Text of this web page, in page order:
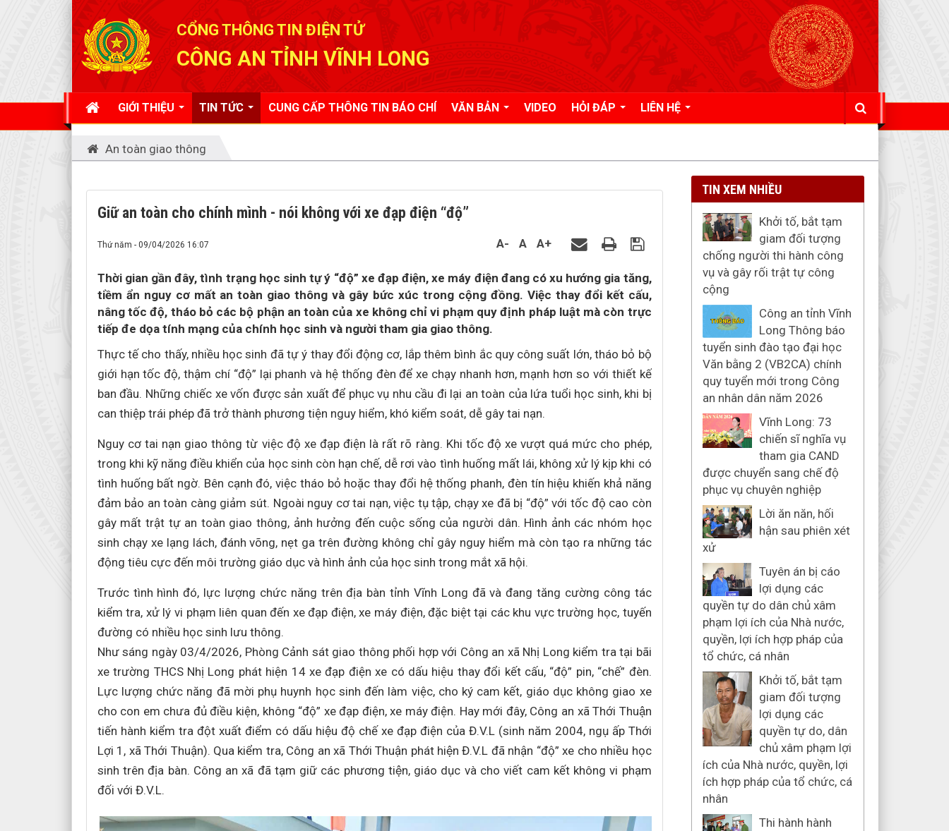
CỔNG THÔNG TIN ĐIỆN TỬ
CÔNG AN TỈNH VĨNH LONG
GIỚI THIỆU TIN TỨC CUNG CẤP THÔNG TIN BÁO CHÍ VĂN BẢN VIDEO HỎI ĐÁP LIÊN HỆ
An toàn giao thông
Giữ an toàn cho chính mình - nói không với xe đạp điện “độ”
Thứ năm - 09/04/2026 16:07 A- A A+
Thời gian gần đây, tình trạng học sinh tự ý “độ” xe đạp điện, xe máy điện đang có xu hướng gia tăng,
tiềm ẩn nguy cơ mất an toàn giao thông và gây bức xúc trong cộng đồng. Việc thay đổi kết cấu,
nâng tốc độ, tháo bỏ các bộ phận an toàn của xe không chỉ vi phạm quy định pháp luật mà còn trực
tiếp đe dọa tính mạng của chính học sinh và người tham gia giao thông.
Thực tế cho thấy, nhiều học sinh đã tự ý thay đổi động cơ, lắp thêm bình ắc quy công suất lớn, tháo bỏ bộ
giới hạn tốc độ, thậm chí “độ” lại phanh và hệ thống đèn để xe chạy nhanh hơn, mạnh hơn so với thiết kế
ban đầu. Những chiếc xe vốn được sản xuất để phục vụ nhu cầu đi lại an toàn của lứa tuổi học sinh, khi bị
can thiệp trái phép đã trở thành phương tiện nguy hiểm, khó kiểm soát, dễ gây tai nạn.
Nguy cơ tai nạn giao thông từ việc độ xe đạp điện là rất rõ ràng. Khi tốc độ xe vượt quá mức cho phép,
trong khi kỹ năng điều khiển của học sinh còn hạn chế, dễ rơi vào tình huống mất lái, không xử lý kịp khi có
tình huống bất ngờ. Bên cạnh đó, việc tháo bỏ hoặc thay đổi hệ thống phanh, đèn tín hiệu khiến khả năng
đảm bảo an toàn càng giảm sút. Ngoài nguy cơ tai nạn, việc tụ tập, chạy xe đã bị “độ” với tốc độ cao còn
gây mất trật tự an toàn giao thông, ảnh hưởng đến cuộc sống của người dân. Hình ảnh các nhóm học
sinh chạy xe lạng lách, đánh võng, nẹt ga trên đường không chỉ gây nguy hiểm mà còn tạo ra những tác
động tiêu cực đến môi trường giáo dục và hình ảnh của học sinh trong mắt xã hội.
Trước tình hình đó, lực lượng chức năng trên địa bàn tỉnh Vĩnh Long đã và đang tăng cường công tác
kiểm tra, xử lý vi phạm liên quan đến xe đạp điện, xe máy điện, đặc biệt tại các khu vực trường học, tuyến
đường có nhiều học sinh lưu thông.
Như sáng ngày 03/4/2026, Phòng Cảnh sát giao thông phối hợp với Công an xã Nhị Long kiểm tra tại bãi
xe trường THCS Nhị Long phát hiện 14 xe đạp điện xe có dấu hiệu thay đổi kết cấu, “độ” pin, “chế” đèn.
Lực lượng chức năng đã mời phụ huynh học sinh đến làm việc, cho ký cam kết, giáo dục không giao xe
cho con em chưa đủ điều kiện, không “độ” xe đạp điện, xe máy điện. Hay mới đây, Công an xã Thới Thuận
tiến hành kiểm tra đột xuất điểm có dấu hiệu độ chế xe đạp điện của Đ.V.L (sinh năm 2004, ngụ ấp Thới
Lợi 1, xã Thới Thuận). Qua kiểm tra, Công an xã Thới Thuận phát hiện Đ.V.L đã nhận “độ” xe cho nhiều học
sinh trên địa bàn. Công an xã đã tạm giữ các phương tiện, giáo dục và cho viết cam kết không vi phạm
đối với Đ.V.L.
TIN XEM NHIỀU
Khởi tố, bắt tạm
giam đối tượng
chống người thi hành công
vụ và gây rối trật tự công
cộng
Công an tỉnh Vĩnh
Long Thông báo
tuyển sinh đào tạo đại học
Văn bằng 2 (VB2CA) chính
quy tuyển mới trong Công
an nhân dân năm 2026
Vĩnh Long: 73
chiến sĩ nghĩa vụ
tham gia CAND
được chuyển sang chế độ
phục vụ chuyên nghiệp
Lời ăn năn, hối
hận sau phiên xét
xử
Tuyên án bị cáo
lợi dụng các
quyền tự do dân chủ xâm
phạm lợi ích của Nhà nước,
quyền, lợi ích hợp pháp của
tổ chức, cá nhân
Khởi tố, bắt tạm
giam đối tượng
lợi dụng các
quyền tự do, dân
chủ xâm phạm lợi
ích của Nhà nước, quyền, lợi
ích hợp pháp của tổ chức, cá
nhân
Thi hành hành